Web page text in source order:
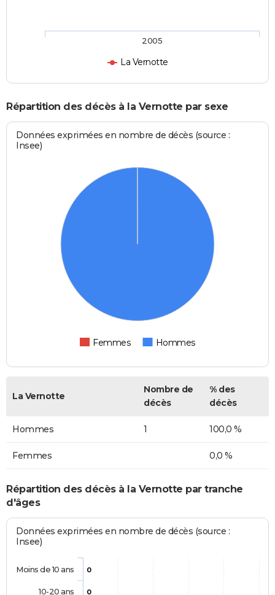
La Vernotte
2005
Répartition des décès à la Vernotte par sexe
Données exprimées en nombre de décès (source :
Insee)
Femmes Hommes
La Vernotte
Nombre de
décès
% des
décès
Hommes 1 100,0 %
Femmes 0,0 %
Répartition des décès à la Vernotte par tranche
d'âges
Données exprimées en nombre de décès (source :
Insee)
0
0
Moins de 10 ans
10-20 ans